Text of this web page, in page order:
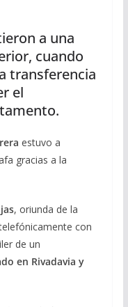
a una
cuando
transferencia
el
estuvo a
gracias a la
, oriunda de la
con
de un
en Rivadavia y